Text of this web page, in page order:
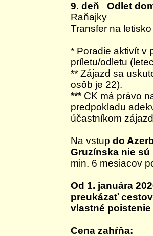
9. deň Odlet
Raňajky
Transfer na
* Poradie aktivít v
príletu/odletu
** Zájazd sa
osôb je 22).
*** CK má právo
predpokladu
účastníkom
Na vstup do
Gruzínska nie sú
min. 6 mesiacov
Od 1. januára
preukázať
vlastné
Cena zahŕňa: